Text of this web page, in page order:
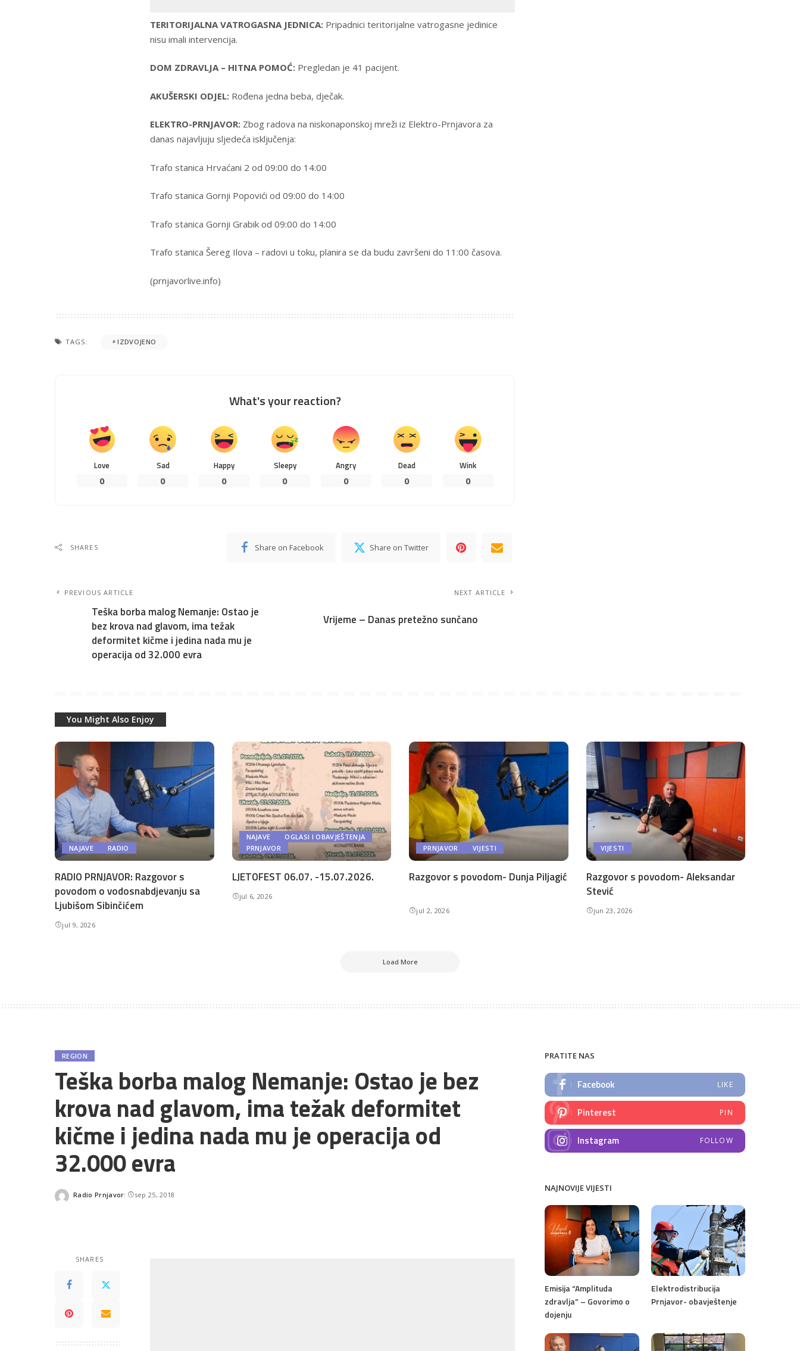
TERITORIJALNA VATROGASNA JEDNICA: Pripadnici teritorijalne vatrogasne jedinice
nisu imali intervencija.
DOM ZDRAVLJA – HITNA POMOĆ: Pregledan je 41 pacijent.
AKUŠERSKI ODJEL: Rođena jedna beba, dječak.
ELEKTRO-PRNJAVOR: Zbog radova na niskonaponskoj mreži iz Elektro-Prnjavora za
danas najavljuju sljedeća isključenja:
Trafo stanica Hrvaćani 2 od 09:00 do 14:00
Trafo stanica Gornji Popovići od 09:00 do 14:00
Trafo stanica Gornji Grabik od 09:00 do 14:00
Trafo stanica Šereg Ilova – radovi u toku, planira se da budu završeni do 11:00 časova.
(prnjavorlive.info)
TAGS: IZDVOJENO
What's your reaction?
Love
0
Sad
0
Happy
0
Sleepy
0
Angry
0
Dead
0
Wink
0
SHARES Share on Facebook Share on Twitter
PREVIOUS ARTICLE
Teška borba malog Nemanje: Ostao je
bez krova nad glavom, ima težak
deformitet kičme i jedina nada mu je
operacija od 32.000 evra
NEXT ARTICLE
Vrijeme – Danas pretežno sunčano
You Might Also Enjoy
NAJAVE RADIO
RADIO PRNJAVOR: Razgovor s
povodom o vodosnabdjevanju sa
Ljubišom Sibinčićem
jul 9, 2026
NAJAVE
OGLASI I OBAVJEŠTENJA
PRNJAVOR
LJETOFEST 06.07. -15.07.2026.
jul 6, 2026
PRNJAVOR VIJESTI
Razgovor s povodom- Dunja Piljagić
jul 2, 2026
VIJESTI
Razgovor s povodom- Aleksandar
Stević
jun 23, 2026
Load More
REGION
Teška borba malog Nemanje: Ostao je bez
krova nad glavom, ima težak deformitet
kičme i jedina nada mu je operacija od
32.000 evra
Posted
Radio Prnjavor sep 25, 2018
SHARES
PRATITE NAS
Facebook LIKE
Pinterest PIN
Instagram FOLLOW
NAJNOVIJE VIJESTI
Emisija “Amplituda
zdravlja” – Govorimo o
dojenju
Elektrodistribucija
Prnjavor- obavještenje